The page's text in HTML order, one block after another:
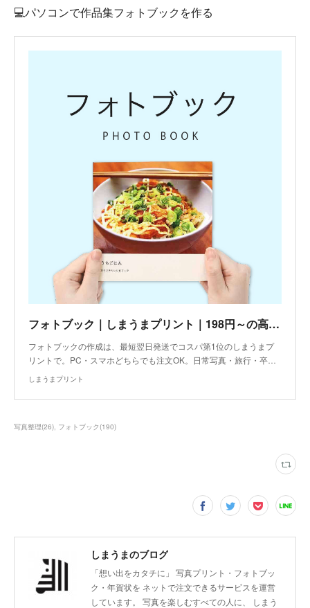
💻パソコンで作品集フォトブックを作る
フォトブック｜しまうまプリント｜198円～の高品質フォトアルバム
フォトブックの作成は、最短翌日発送でコスパ第1位のしまうまプ
リントで。PC・スマホどちらでも注文OK。日常写真・旅行・卒…
しまうまプリント
写真整理(26) フォトブック (190)
しまうまのブログ
「想い出をカタチに」 写真プリント・フォトブッ
ク・年賀状を ネットで注文できるサービスを運営
しています。 写真を楽しむすべての人に、 しまう